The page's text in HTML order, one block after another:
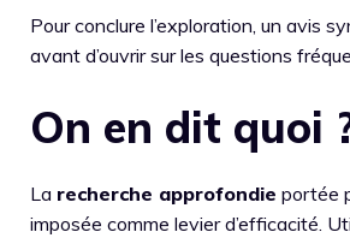
Pour conclure l’exploration, un avis
avant d’ouvrir sur les questions
On en dit quoi
La recherche approfondie portée
imposée comme levier d’efficacité.